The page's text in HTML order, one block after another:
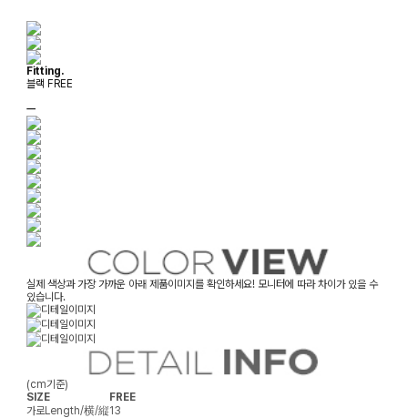
Fitting.
블랙 FREE
ㅡ
실제 색상과 가장 가까운 아래 제품이미지를 확인하세요! 모니터에 따라 차이가 있을 수
있습니다.
(cm기준)
SIZE
FREE
가로Length/横/縦13